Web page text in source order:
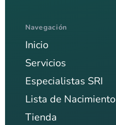
Navegación
Inicio
Servicios
Especialistas SRI
Lista de Nacimiento
Tienda